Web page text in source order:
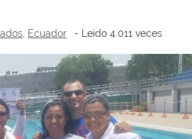
, Ecuador - Leído 4.011 veces